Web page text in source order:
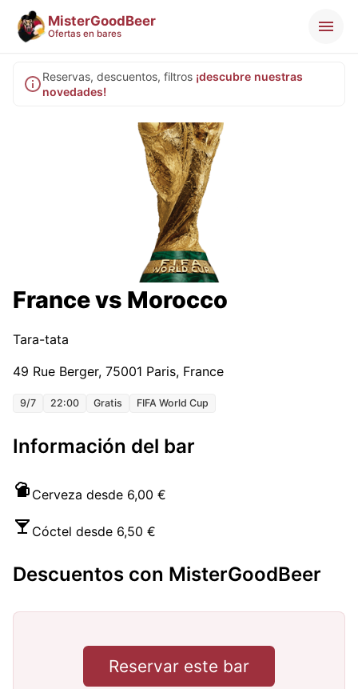
MisterGoodBeer
Ofertas en bares
Reservas, descuentos, filtros ¡descubre nuestras
novedades!
France vs Morocco
Tara-tata
49 Rue Berger, 75001 Paris, France
9/7 22:00 Gratis FIFA World Cup
Información del bar
Cerveza desde 6,00 €
Cóctel desde 6,50 €
Descuentos con MisterGoodBeer
Reservar este bar